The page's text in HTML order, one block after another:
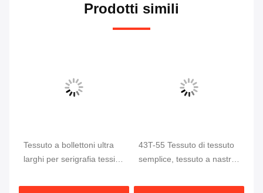
Prodotti simili
Tessuto a bollettoni ultra
larghi per serigrafia tessile
43T-55 Tessuto di tessuto
semplice, tessuto a nastri
tessili